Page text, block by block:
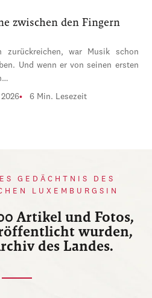
zwischen den Fingern
zurückreichen, war Musik schon
Und wenn er von seinen ersten
6 Min. Lesezeit
GEDÄCHTNIS DES
LUXEMBURGSIN
Artikel und Fotos,
wurden,
des Landes.